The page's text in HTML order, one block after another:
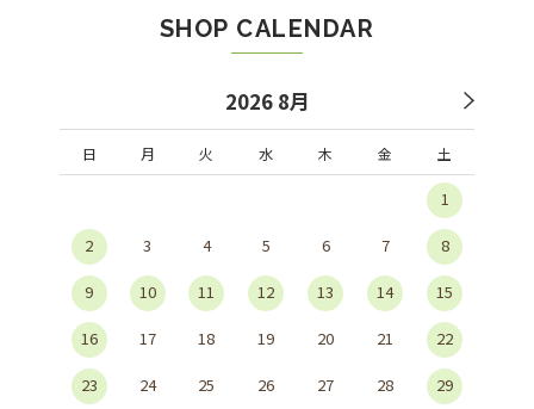
SHOP CALENDAR
2026 8月
日 月 火 水 木 金 土
1
2 3 4 5 6 7 8
9 10 11 12 13 14 15
16 17 18 19 20 21 22
23 24 25 26 27 28 29